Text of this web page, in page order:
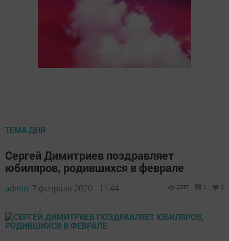
ТЕМА ДНЯ
Сергей Димитриев поздравляет
юбиляров, родившихся в феврале
admin, 7 февраля 2020 - 11:44 2057 0 2